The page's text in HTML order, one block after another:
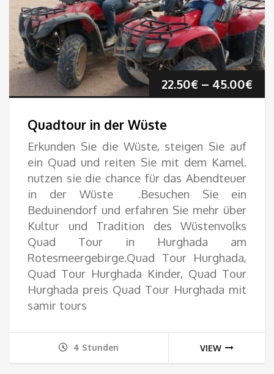
22.50€ – 45.00€
Quadtour in der Wüste
Erkunden Sie die Wüste, ‎steigen Sie auf
ein Quad ‎und reiten Sie mit dem ‎Kamel.
nutzen sie die chance für das Abendteuer
in der Wüste .Besuchen Sie ein
‎Beduinendorf und ‎erfahren Sie mehr über
‎Kultur und Tradition des ‎Wüstenvolks
Quad Tour in Hurghada am
Rotesmeergebirge.‎Quad Tour Hurghada,
Quad Tour Hurghada Kinder, Quad Tour
Hurghada preis Quad Tour Hurghada mit
samir tours
4 Stunden VIEW